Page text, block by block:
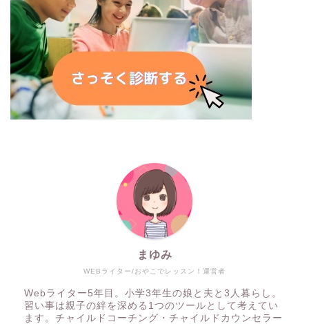
WEBライター/おやこでレッスン！運営者
まゆみ
Webライター5年目。小学3年生の娘と夫と3人暮らし。
習い事は親子の絆を深める1つのツールとして考えてい
ます。チャイルドコーチング・チャイルドカウンセラー